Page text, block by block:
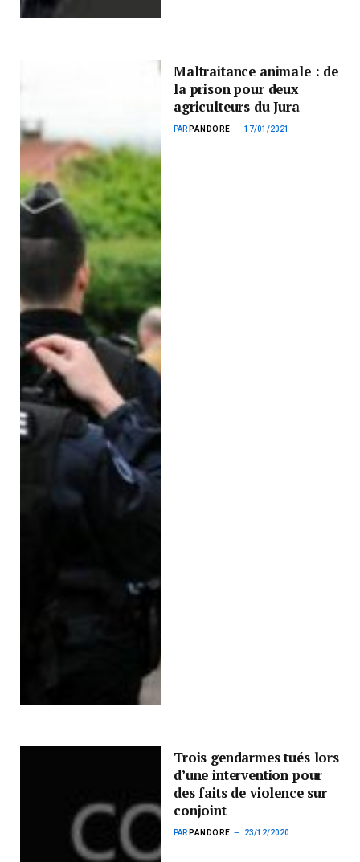
Maltraitance animale : de
la prison pour deux
agriculteurs du Jura
PAR PANDORE 17/01/2021
Trois gendarmes tués lors
d’une intervention pour
des faits de violence sur
conjoint
PAR PANDORE 23/12/2020